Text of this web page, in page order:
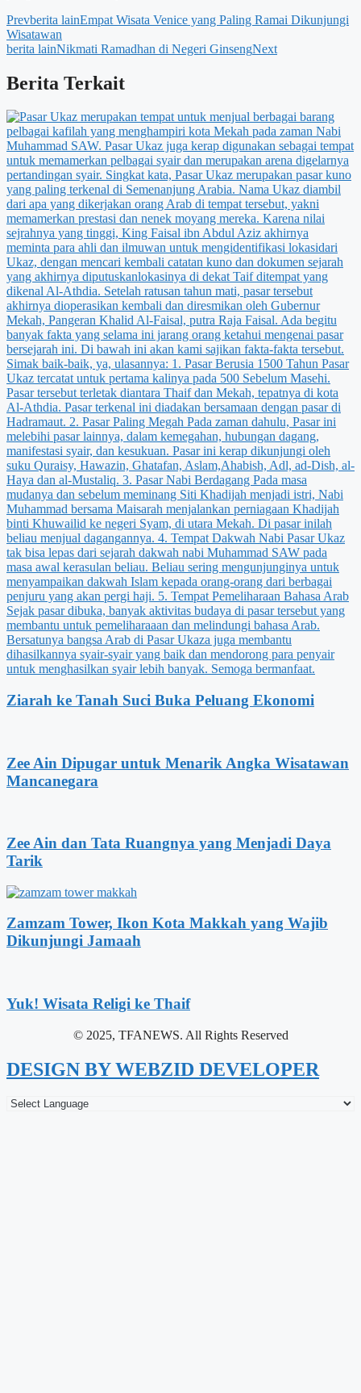
Prevberita lainEmpat Wisata Venice yang Paling Ramai Dikunjungi
Wisatawan
berita lainNikmati Ramadhan di Negeri GinsengNext
Berita Terkait
Ziarah ke Tanah Suci Buka Peluang Ekonomi
Zee Ain Dipugar untuk Menarik Angka Wisatawan
Mancanegara
Zee Ain dan Tata Ruangnya yang Menjadi Daya
Tarik
Zamzam Tower, Ikon Kota Makkah yang Wajib
Dikunjungi Jamaah
Yuk! Wisata Religi ke Thaif
© 2025, TFANEWS. All Rights Reserved
DESIGN BY WEBZID DEVELOPER